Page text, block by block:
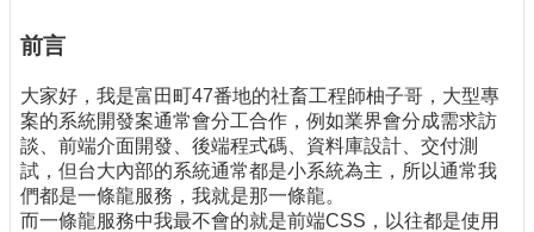
訂
閱/
取
消
站
導
覽
前言
大家好，我是富田町47番地的社畜工程師柚子哥，大型專
案的系統開發案通常會分工合作，例如業界會分成需求訪
談、前端介面開發、後端程式碼、資料庫設計、交付測
試，但台大內部的系統通常都是小系統為主，所以通常我
們都是一條龍服務，我就是那一條龍。
而一條龍服務中我最不會的就是前端CSS，以往都是使用